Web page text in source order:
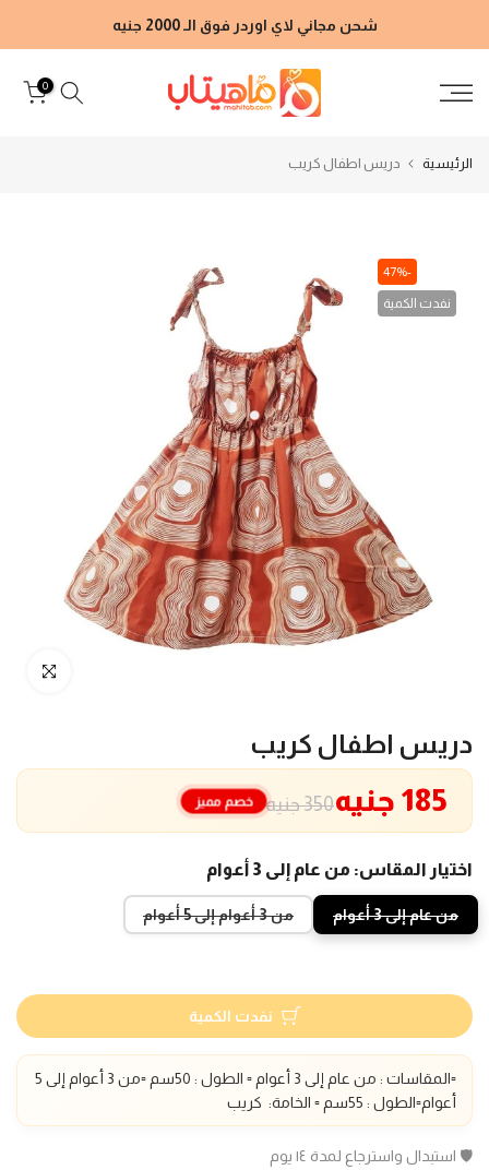
إلى
شحن مجاني لاي اوردر فوق الـ 2000 جنيه
0
الرئيسية دريس اطفال كريب
-47%
نفدت الكمية
انقر للتكبير
دريس اطفال كريب
350 جنيه 185 جنيه خصم مميز
اختيار المقاس: من عام إلى 3 أعوام
من عام إلى 3 أعوام من 3 أعوام إلى 5 أعوام
نفدت الكمية
▫️المقاسات : من عام إلى 3 أعوام ▫️ الطول : 50سم ▫️
من 3 أعوام إلى 5
أعوام▫️الطول : 55سم
▫️ الخامة: كريب
🛡️ استبدال واسترجاع لمدة ١٤ يوم